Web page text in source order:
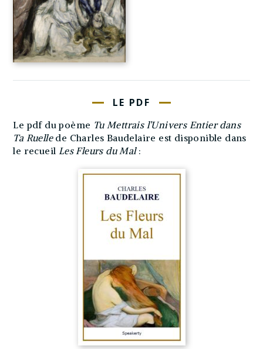
LE PDF
Le pdf du poème Tu Mettrais l’Univers Entier dans
Ta Ruellede Charles Baudelaire est disponible dans
le recueil Les Fleurs du Mal: